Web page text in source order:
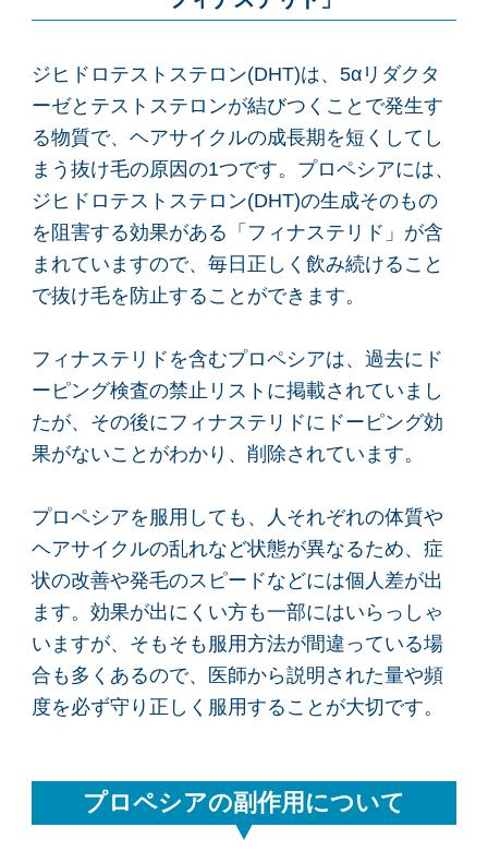
ジヒドロテストステロン(DHT)は、5αリダクタ
ーゼとテストステロンが結びつくことで発生す
る物質で、ヘアサイクルの成長期を短くしてし
まう抜け毛の原因の1つです。プロペシアには、
ジヒドロテストステロン(DHT)の生成そのもの
を阻害する効果がある「フィナステリド」が含
まれていますので、毎日正しく飲み続けること
で抜け毛を防止することができます。
フィナステリドを含むプロペシアは、過去にド
ーピング検査の禁止リストに掲載されていまし
たが、その後にフィナステリドにドーピング効
果がないことがわかり、削除されています。
プロペシアを服用しても、人それぞれの体質や
ヘアサイクルの乱れなど状態が異なるため、症
状の改善や発毛のスピードなどには個人差が出
ます。効果が出にくい方も一部にはいらっしゃ
いますが、そもそも服用方法が間違っている場
合も多くあるので、医師から説明された量や頻
度を必ず守り正しく服用することが大切です。
プロペシアの副作用について